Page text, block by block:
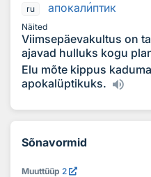
ru
апокалиптик
Näited
Viimsepäevakultus on
ajavad hulluks kogu
Elu mõte kippus
apokalüptikuks.
Sõnavormid
Muuttüüp 2